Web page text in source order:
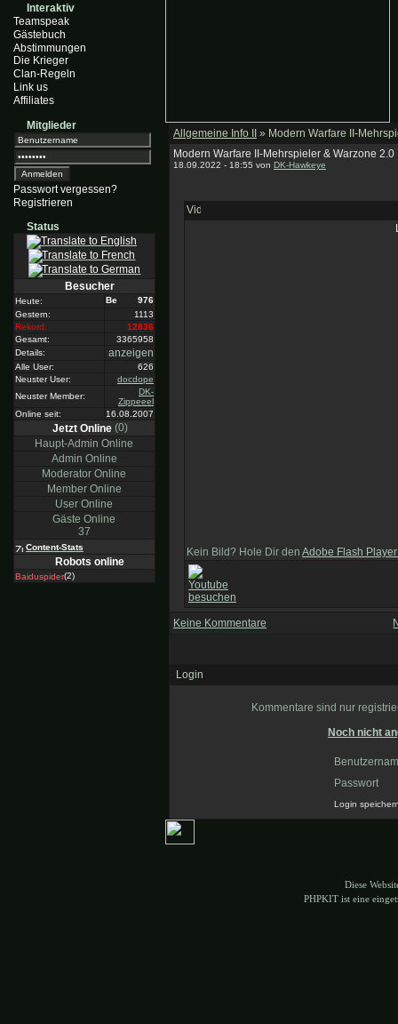
Interaktiv
Teamspeak
Gästebuch
Abstimmungen
Die Krieger
Clan-Regeln
Link us
Affiliates
Mitglieder
Passwort vergessen?
Registrieren
Status
Besucher
Heute:
976
Gestern:
1113
Rekord:
12836
Gesamt:
3365958
Details:
anzeigen
Alle User:
626
Neuster User:
docdope
Neuster Member:
DK-
Zippeeel
Online seit:
16.08.2007
Jetzt Online (0)
Haupt-Admin Online
Admin Online
Moderator Online
Member Online
User Online
Gäste Online
37
Content-Stats
Robots online
Baiduspider(2)
Allgemeine Info II
» Modern Warfare II-
Modern Warfare II-Mehrspieler & Warzone
18.09.2022 - 18:55 von DK-Hawkeye
Kein Bild? Hole Dir den Adobe Flash
Keine Kommentare
Login
Kommentare sind nur
Noch nicht
Passwort
Login
Diese
PHPKIT ist eine